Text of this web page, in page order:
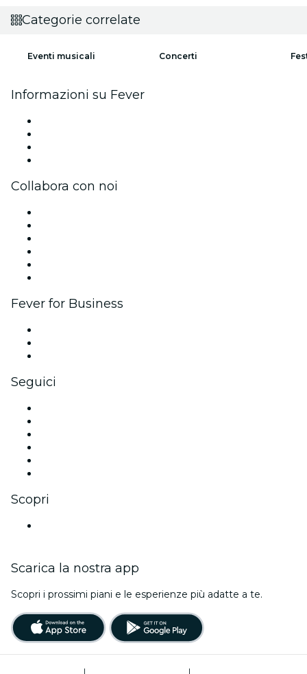
Categorie correlate
Eventi musicali Concerti
Informazioni su Fever
Collabora con noi
Fever for Business
Seguici
Scopri
Scarica la nostra app
Scopri i prossimi piani e le esperienze più adatte a te.
| |